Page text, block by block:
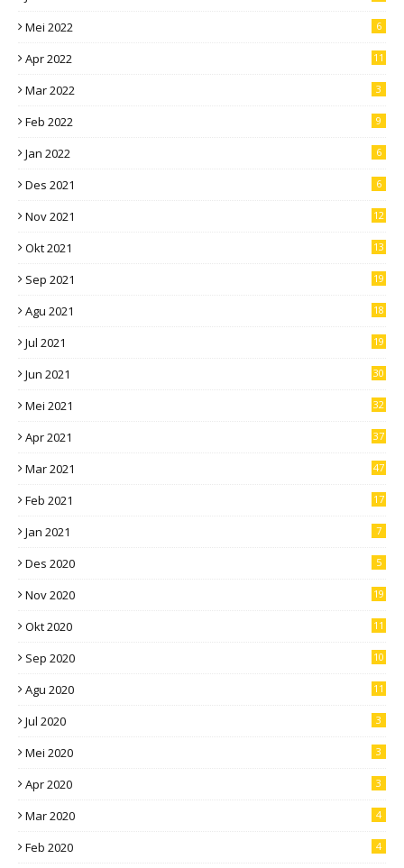
Mei 2022 6
Apr 2022 11
Mar 2022 3
Feb 2022 9
Jan 2022 6
Des 2021 6
Nov 2021 12
Okt 2021 13
Sep 2021 19
Agu 2021 18
Jul 2021 19
Jun 2021 30
Mei 2021 32
Apr 2021 37
Mar 2021 47
Feb 2021 17
Jan 2021 7
Des 2020 5
Nov 2020 19
Okt 2020 11
Sep 2020 10
Agu 2020 11
Jul 2020 3
Mei 2020 3
Apr 2020 3
Mar 2020 4
Feb 2020 4